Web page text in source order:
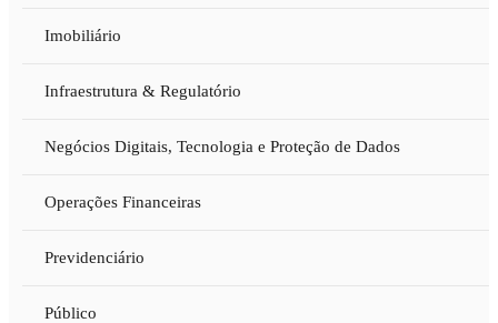
Imobiliário
Infraestrutura & Regulatório
Negócios Digitais, Tecnologia e Proteção de Dados
Operações Financeiras
Previdenciário
Público